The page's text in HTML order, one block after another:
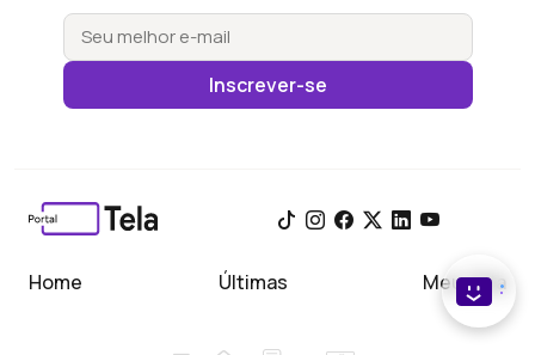
Inscrever-se
Home Últimas Meu Tela